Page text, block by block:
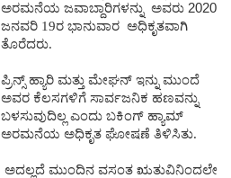
ಅರಮನೆಯ ಜವಾಬ್ದಾರಿಗಳನ್ನು ಅವರು2020
ಜನವರಿ 19ರ ಭಾನುವಾರ ಅಧಿಕೃತವಾಗಿ
ತೊರೆದರು.
ಪ್ರಿನ್ಸ್ ಹ್ಯಾರಿ ಮತ್ತು ಮೇಘನ್ ಇನ್ನು ಮುಂದೆ
ಅವರ ಕೆಲಸಗಳಿಗೆ ಸಾರ್ವಜನಿಕ ಹಣವನ್ನು
ಬಳಸುವುದಿಲ್ಲ ಎಂದು ಬಕಿಂಗ್ ಹ್ಯಾಮ್
ಅರಮನೆಯ ಅಧಿಕೃತ ಘೋಷಣೆ ತಿಳಿಸಿತು.
ಅದಲ್ಲದೆ ಮುಂದಿನ ವಸಂತ ಋತುವಿನಿಂದಲೇ